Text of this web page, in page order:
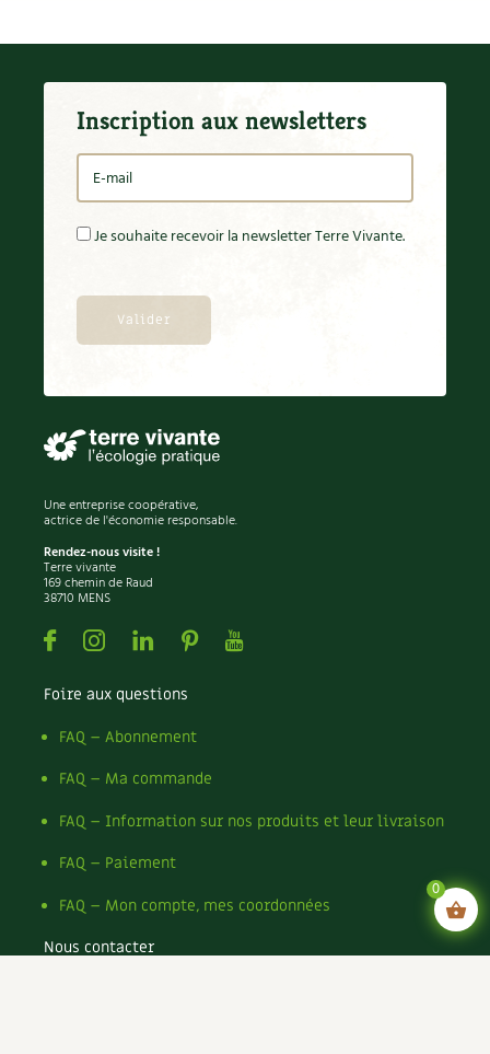
Inscription aux newsletters
Je souhaite recevoir la newsletter Terre Vivante.
Une entreprise coopérative,
actrice de l'économie responsable.
Rendez-nous visite !
Terre vivante
169 chemin de Raud
38710 MENS
FacebookInstagramLinkedin
PinterestYoutube
Foire aux questions
FAQ – Abonnement
FAQ – Ma commande
FAQ – Information sur nos produits et leur livraison
FAQ – Paiement
FAQ – Mon compte, mes coordonnées
Nous contacter
0